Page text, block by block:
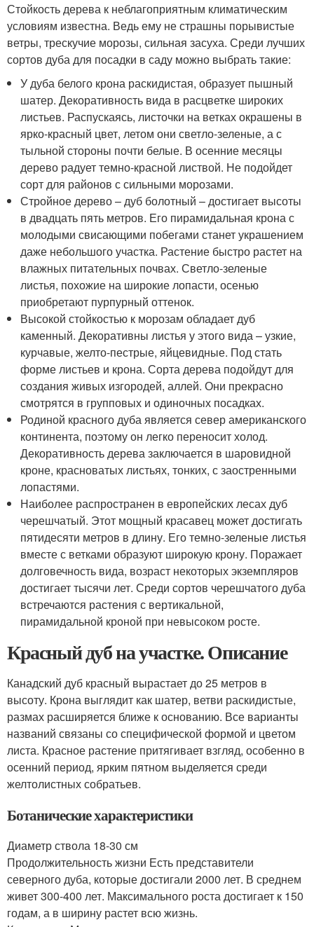
Стойкость дерева к неблагоприятным климатическим
условиям известна. Ведь ему не страшны порывистые
ветры, трескучие морозы, сильная засуха. Среди лучших
сортов дуба для посадки в саду можно выбрать такие:
У дуба белого крона раскидистая, образует пышный
шатер. Декоративность вида в расцветке широких
листьев. Распускаясь, листочки на ветках окрашены в
ярко-красный цвет, летом они светло-зеленые, а с
тыльной стороны почти белые. В осенние месяцы
дерево радует темно-красной листвой. Не подойдет
сорт для районов с сильными морозами.
Стройное дерево – дуб болотный – достигает высоты
в двадцать пять метров. Его пирамидальная крона с
молодыми свисающими побегами станет украшением
даже небольшого участка. Растение быстро растет на
влажных питательных почвах. Светло-зеленые
листья, похожие на широкие лопасти, осенью
приобретают пурпурный оттенок.
Высокой стойкостью к морозам обладает дуб
каменный. Декоративны листья у этого вида – узкие,
курчавые, желто-пестрые, яйцевидные. Под стать
форме листьев и крона. Сорта дерева подойдут для
создания живых изгородей, аллей. Они прекрасно
смотрятся в групповых и одиночных посадках.
Родиной красного дуба является север американского
континента, поэтому он легко переносит холод.
Декоративность дерева заключается в шаровидной
кроне, красноватых листьях, тонких, с заостренными
лопастями.
Наиболее распространен в европейских лесах дуб
черешчатый. Этот мощный красавец может достигать
пятидесяти метров в длину. Его темно-зеленые листья
вместе с ветками образуют широкую крону. Поражает
долговечность вида, возраст некоторых экземпляров
достигает тысячи лет. Среди сортов черешчатого дуба
встречаются растения с вертикальной,
пирамидальной кроной при невысоком росте.
Красный дуб на участке. Описание
Канадский дуб красный вырастает до 25 метров в
высоту. Крона выглядит как шатер, ветви раскидистые,
размах расширяется ближе к основанию. Все варианты
названий связаны со специфической формой и цветом
листа. Красное растение притягивает взгляд, особенно в
осенний период, ярким пятном выделяется среди
желтолистных собратьев.
Ботанические характеристики
Диаметр ствола 18-30 см
Продолжительность жизни Есть представители
северного дуба, которые достигали 2000 лет. В среднем
живет 300-400 лет. Максимального роста достигает к 150
годам, а в ширину растет всю жизнь.